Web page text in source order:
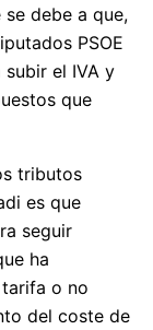
debe a que,
PSOE
subir el IVA y
que
tributos
es que
seguir
ha
o no
del coste de